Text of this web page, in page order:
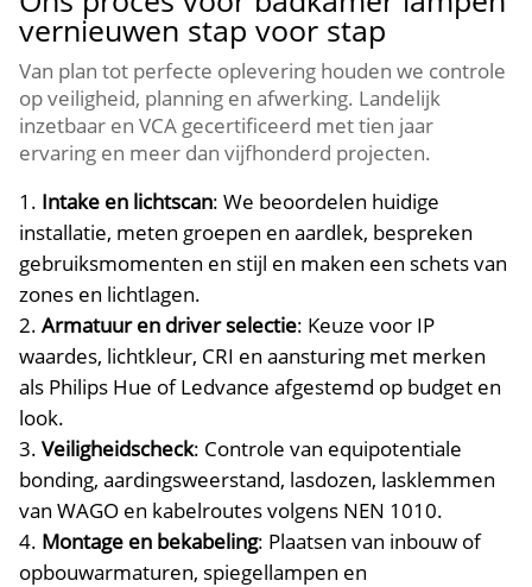
vernieuwen stap voor stap
Van plan tot perfecte oplevering houden we controle
op veiligheid, planning en afwerking.​ Landelijk
inzetbaar en VCA gecertificeerd met tien jaar
ervaring en meer dan vijfhonderd projecten.​
Intake en lichtscan: We beoordelen huidige
installatie, meten groepen en aardlek, bespreken
gebruiksmomenten en stijl en maken een schets van
zones en lichtlagen.​
Armatuur en driver selectie: Keuze voor IP
waardes, lichtkleur, CRI en aansturing met merken
als Philips Hue of Ledvance afgestemd op budget en
look.​
Veiligheidscheck: Controle van equipotentiale
bonding, aardingsweerstand, lasdozen, lasklemmen
van WAGO en kabelroutes volgens NEN 1010.​
Montage en bekabeling: Plaatsen van inbouw of
opbouwarmaturen, spiegellampen en